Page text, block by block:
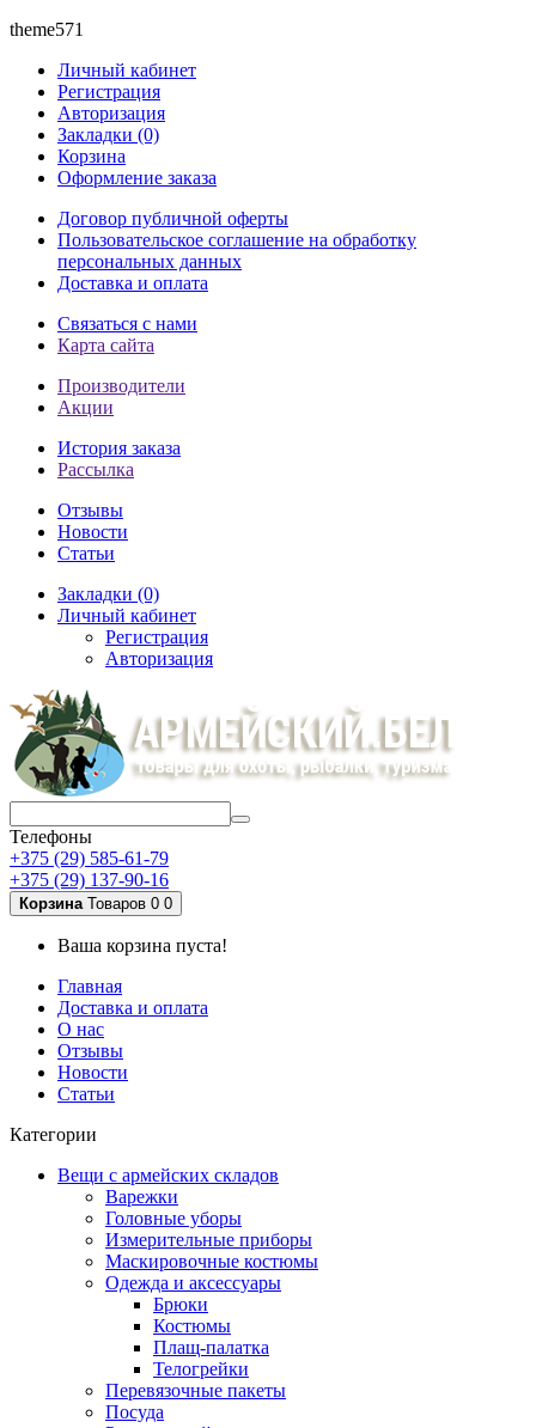
theme571
Личный кабинет
Регистрация
Авторизация
Закладки (0)
Корзина
Оформление заказа
Договор публичной оферты
Пользовательское соглашение на обработку
персональных данных
Доставка и оплата
Связаться с нами
Карта сайта
Производители
Акции
История заказа
Рассылка
Отзывы
Новости
Статьи
Закладки (0)
Личный кабинет
Регистрация
Авторизация
Телефоны
+375 (29) 585-61-79
+375 (29) 137-90-16
Корзина Товаров 0 0
Ваша корзина пуста!
Главная
Доставка и оплата
О нас
Отзывы
Новости
Статьи
Категории
Вещи с армейских складов
Варежки
Головные уборы
Измерительные приборы
Маскировочные костюмы
Одежда и аксессуары
Брюки
Костюмы
Плащ-палатка
Телогрейки
Перевязочные пакеты
Посуда